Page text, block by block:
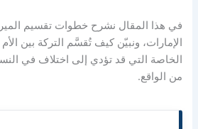
في هذا المقال نشرح خطوات تقسيم
الإمارات، ونبيّن كيف تُقسَّم التركة بين الأم
الخاصة التي قد تؤدي إلى اختلاف في
من الواقع.